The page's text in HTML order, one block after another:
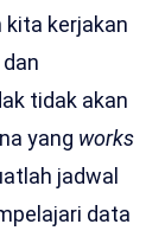
kita kerjakan
tidak akan
yang works
jadwal
data